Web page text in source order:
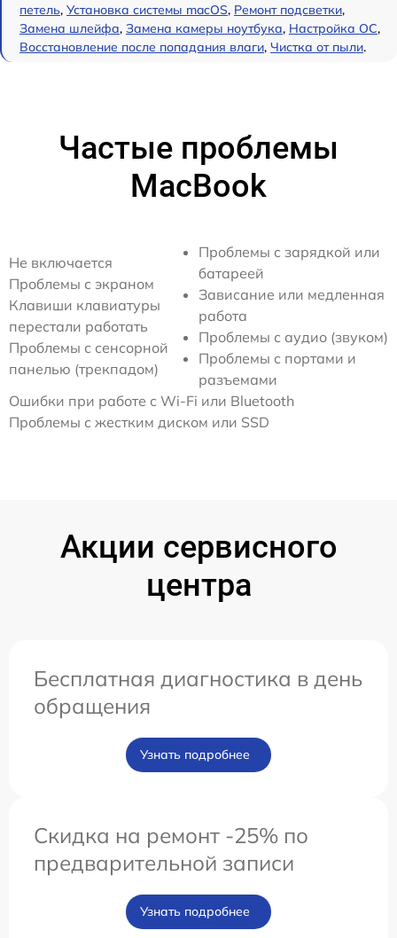
петель, Установка системы macOS, Ремонт подсветки,
Замена шлейфа, Замена камеры ноутбука, Настройка ОС,
Восстановление после попадания влаги, Чистка от пыли.
Частые проблемы
MacBook
Не включается
Проблемы с экраном
Клавиши клавиатуры
перестали работать
Проблемы с сенсорной
панелью (трекпадом)
Проблемы с зарядкой или
батареей
Зависание или медленная
работа
Проблемы с аудио (звуком)
Проблемы с портами и
разъемами
Ошибки при работе с Wi-Fi или Bluetooth
Проблемы с жестким диском или SSD
Акции сервисного
центра
Бесплатная диагностика в день
обращения
Узнать подробнее
Скидка на ремонт -25% по
предварительной записи
Узнать подробнее